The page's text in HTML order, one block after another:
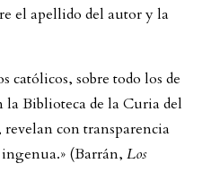
el apellido del autor y la
católicos, sobre todo los de
la Biblioteca de la Curia del
con transparencia
(Barrán, Los